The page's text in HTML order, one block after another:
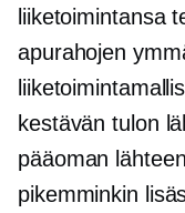
liiketoimintansa
apurahojen
kestävän tulon
pääoman
pikemminkin